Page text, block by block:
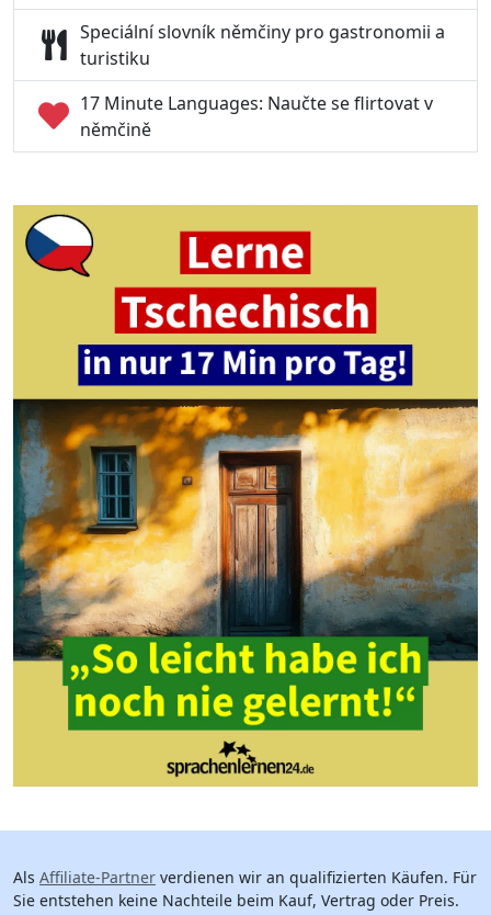
Speciální slovník němčiny pro gastronomii a
turistiku
17 Minute Languages: Naučte se flirtovat v
němčině
Als Affiliate-Partner verdienen wir an qualifizierten Käufen. Für
Sie entstehen keine Nachteile beim Kauf, Vertrag oder Preis.